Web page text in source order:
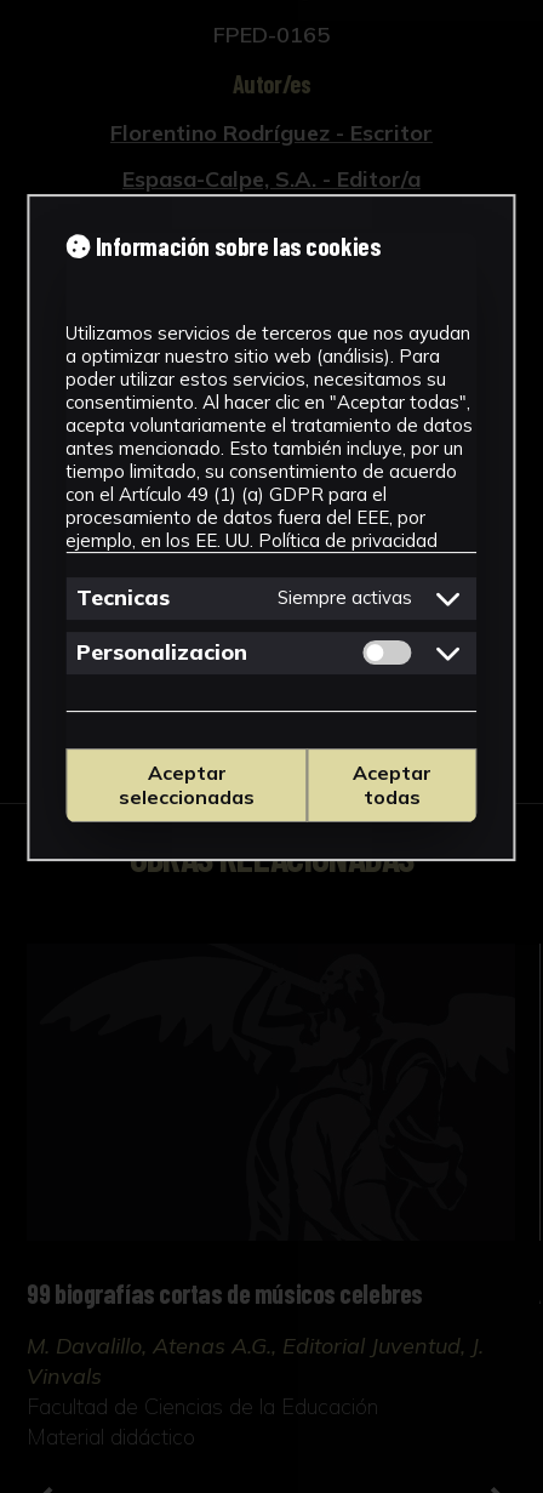
FPED-0165
Autor/es
Florentino Rodríguez - Escritor
Espasa-Calpe, S.A. - Editor/a
Cronología
1934
Técnica
Impresión
Materiales
Ver más
OBRAS RELACIONADAS
99 biografías cortas de músicos celebres
M. Davalillo, Atenas A.G., Editorial Juventud, J.
Vinvals
Facultad de Ciencias de la Educación
Material didáctico
Información sobre las cookies
Utilizamos servicios de terceros que nos ayudan
a optimizar nuestro sitio web (análisis). Para
poder utilizar estos servicios, necesitamos su
consentimiento. Al hacer clic en "Aceptar todas",
acepta voluntariamente el tratamiento de datos
antes mencionado. Esto también incluye, por un
tiempo limitado, su consentimiento de acuerdo
con el Artículo 49 (1) (a) GDPR para el
procesamiento de datos fuera del EEE, por
ejemplo, en los EE. UU. Política de privacidad
Tecnicas Siempre activas
Personalizacion Permitir cookies
Aceptar
seleccionadas
Aceptar
todas